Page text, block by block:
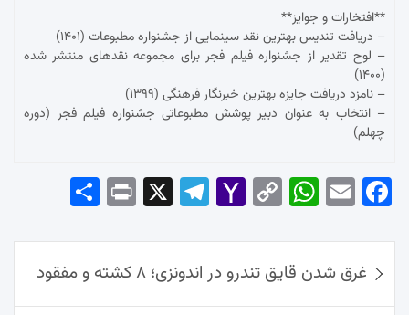
**افتخارات و جوایز**
– دریافت تندیس بهترین نقد سینمایی از جشنواره مطبوعات (۱۴۰۱)
– لوح تقدیر از جشنواره فیلم فجر برای مجموعه نقدهای منتشر شده
(۱۴۰۰)
– نامزد دریافت جایزه بهترین خبرنگار فرهنگی (۱۳۹۹)
– انتخاب به عنوان دبیر پوشش مطبوعاتی جشنواره فیلم فجر (دوره
چهلم)
Fac
ok
Em
Wh
Ap
p
Co
Lin
k
Yah
Mai
l
Tel
am
Pri
نوشته‌ها
غرق شدن قایق تندرو در اندونزی؛ ۸ کشته و مفقود